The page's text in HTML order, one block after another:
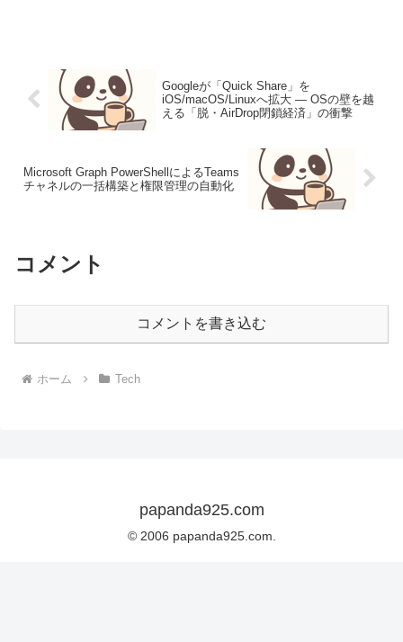
Googleが「Quick Share」を
iOS/macOS/Linuxへ拡大 ― OSの壁を越
える「脱・AirDrop閉鎖経済」の衝撃
Microsoft Graph PowerShellによるTeams
チャネルの一括構築と権限管理の自動化
コメント
コメントを書き込む
ホーム Tech
papanda925.com
© 2006 papanda925.com.